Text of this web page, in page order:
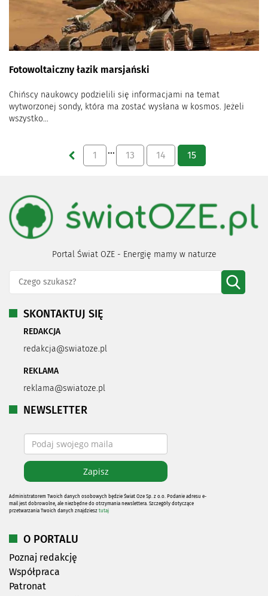
Fotowoltaiczny łazik marsjański
Chińscy naukowcy podzielili się informacjami na temat
wytworzonej sondy, która ma zostać wysłana w kosmos. Jeżeli
wszystko...
1 … 13 14 15
Portal Świat OZE - Energię mamy w naturze
SKONTAKTUJ SIĘ
REDAKCJA
redakcja@swiatoze.pl
REKLAMA
reklama@swiatoze.pl
NEWSLETTER
Administratorem Twoich danych osobowych będzie Świat Oze Sp. z o.o. Podanie adresu e-
mail jest dobrowolne, ale niezbędne do otrzymania newslettera. Szczegóły dotyczące
przetwarzania Twoich danych znajdziesz tutaj
O PORTALU
Poznaj redakcję
Współpraca
Patronat